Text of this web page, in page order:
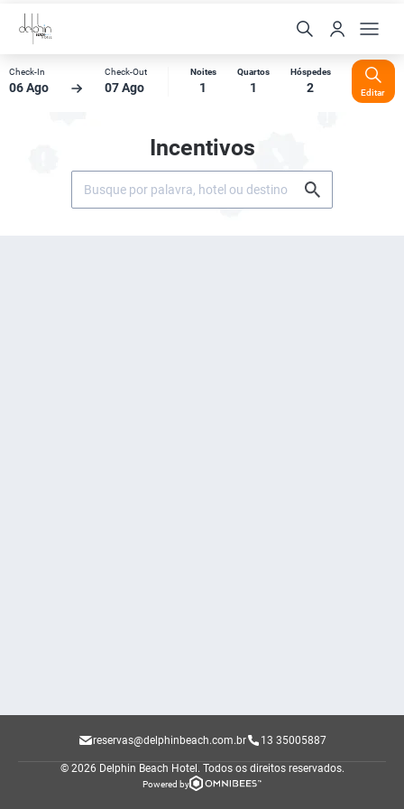
Check-In
06 Ago
Check-Out
07 Ago
Noites
1
Quartos
1
Hóspedes
2 Editar
Incentivos
reservas@delphinbeach.com.br 13 35005887
© 2026 Delphin Beach Hotel. Todos os direitos reservados.
Powered by